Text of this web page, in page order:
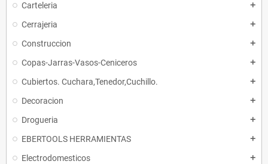
Carteleria add
Cerrajeria add
Construccion add
Copas-Jarras-Vasos-Ceniceros add
Cubiertos. Cuchara,Tenedor,Cuchillo. add
Decoracion add
Drogueria add
EBERTOOLS HERRAMIENTAS add
Electrodomesticos add